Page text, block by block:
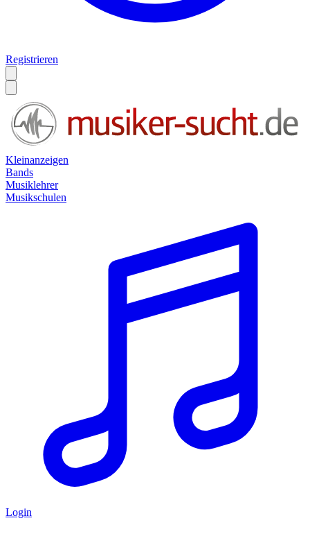
Registrieren
Kleinanzeigen
Bands
Musiklehrer
Musikschulen
Login